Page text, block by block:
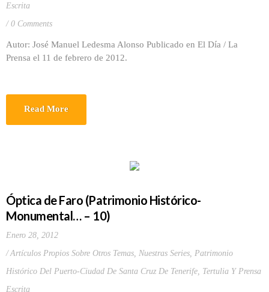
Escrita
0 Comments
Autor: José Manuel Ledesma Alonso Publicado en El Día / La
Prensa el 11 de febrero de 2012.
Read More
Óptica de Faro (Patrimonio Histórico-
Monumental… – 10)
Enero 28, 2012
Artículos Propios Sobre Otros Temas, Nuestras Series, Patrimonio
Histórico Del Puerto-Ciudad De Santa Cruz De Tenerife, Tertulia Y Prensa
Escrita